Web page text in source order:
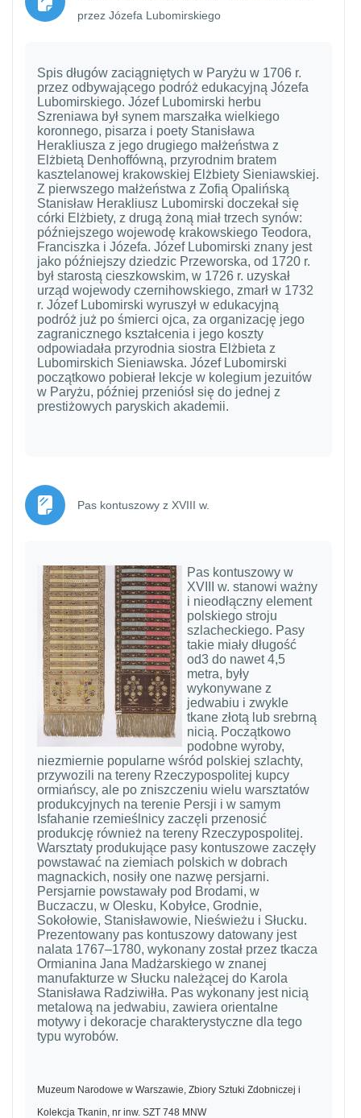
przez Józefa LubomirskiegoStrona
Spis długów zaciągniętych w Paryżu w 1706 r.
przez odbywającego podróż edukacyjną Józefa
Lubomirskiego. Józef Lubomirski herbu
Szreniawa był synem marszałka wielkiego
koronnego, pisarza i poety Stanisława
Herakliusza z jego drugiego małżeństwa z
Elżbietą Denhoffówną, przyrodnim bratem
kasztelanowej krakowskiej Elżbiety Sieniawskiej.
Z pierwszego małżeństwa z Zofią Opalińską
Stanisław Herakliusz Lubomirski doczekał się
córki Elżbiety, z drugą żoną miał trzech synów:
późniejszego wojewodę krakowskiego Teodora,
Franciszka i Józefa. Józef Lubomirski znany jest
jako późniejszy dziedzic Przeworska, od 1720 r.
był starostą cieszkowskim, w 1726 r. uzyskał
urząd wojewody czernihowskiego, zmarł w 1732
r. Józef Lubomirski wyruszył w edukacyjną
podróż już po śmierci ojca, za organizację jego
zagranicznego kształcenia i jego koszty
odpowiadała przyrodnia siostra Elżbieta z
Lubomirskich Sieniawska. Józef Lubomirski
początkowo pobierał lekcje w kolegium jezuitów
w Paryżu, później przeniósł się do jednej z
prestiżowych paryskich akademii.
Pas kontuszowy z XVIII w.
Pas kontuszowy w
XVIII w. stanowi ważny
i nieodłączny element
polskiego stroju
szlacheckiego. Pasy
takie miały długość
od3 do nawet 4,5
metra, były
wykonywane z
jedwabiu i zwykle
tkane złotą lub srebrną
nicią. Początkowo
podobne wyroby,
niezmiernie popularne wśród polskiej szlachty,
przywozili na tereny Rzeczypospolitej kupcy
ormiańscy, ale po zniszczeniu wielu warsztatów
produkcyjnych na terenie Persji i w samym
Isfahanie rzemieślnicy zaczęli przenosić
produkcję również na tereny Rzeczypospolitej.
Warsztaty produkujące pasy kontuszowe zaczęły
powstawać na ziemiach polskich w dobrach
magnackich, nosiły one nazwę persjarni.
Persjarnie powstawały pod Brodami, w
Buczaczu, w Olesku, Kobyłce, Grodnie,
Sokołowie, Stanisławowie, Nieświeżu i Słucku.
Prezentowany pas kontuszowy datowany jest
nalata 1767–1780, wykonany został przez tkacza
Ormianina Jana Madżarskiego w znanej
manufakturze w Słucku należącej do Karola
Stanisława Radziwiłła. Pas wykonany jest nicią
metalową na jedwabiu, zawiera orientalne
motywy i dekoracje charakterystyczne dla tego
typu wyrobów.
Muzeum Narodowe w Warszawie, Zbiory Sztuki Zdobniczej i
Kolekcja Tkanin, nr inw. SZT 748 MNW